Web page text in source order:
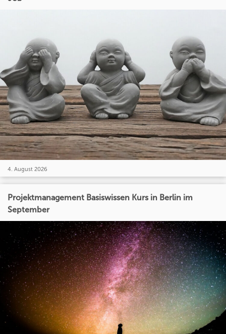
4. August 2026
Projektmanagement Basiswissen Kurs in Berlin im
September